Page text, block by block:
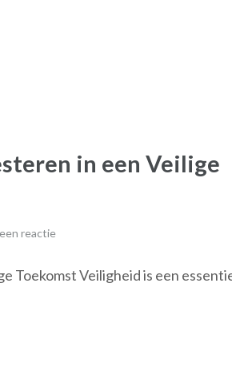
in een Veilige
reactie
Toekomst Veiligheid is een